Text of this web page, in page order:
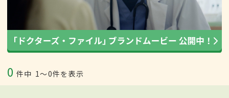
0 件中 1〜0件を表示